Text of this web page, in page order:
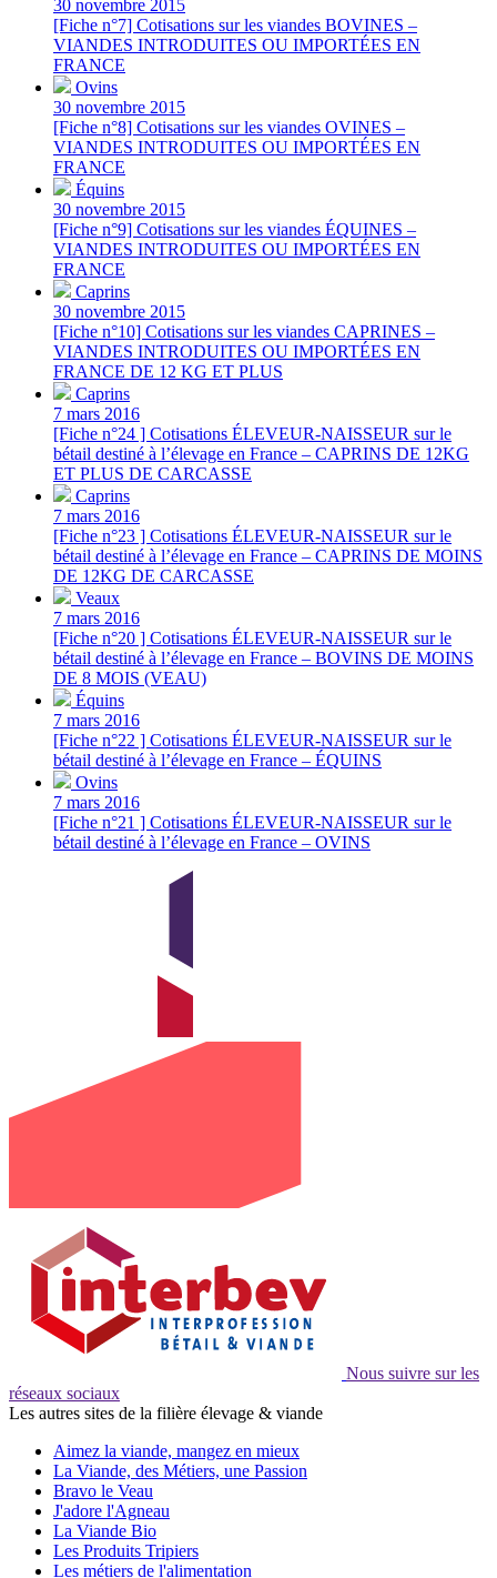
30 novembre 2015
[Fiche n°7] Cotisations sur les viandes BOVINES –
VIANDES INTRODUITES OU IMPORTÉES EN
FRANCE
Ovins
30 novembre 2015
[Fiche n°8] Cotisations sur les viandes OVINES –
VIANDES INTRODUITES OU IMPORTÉES EN
FRANCE
Équins
30 novembre 2015
[Fiche n°9] Cotisations sur les viandes ÉQUINES –
VIANDES INTRODUITES OU IMPORTÉES EN
FRANCE
Caprins
30 novembre 2015
[Fiche n°10] Cotisations sur les viandes CAPRINES –
VIANDES INTRODUITES OU IMPORTÉES EN
FRANCE DE 12 KG ET PLUS
Caprins
7 mars 2016
[Fiche n°24 ] Cotisations ÉLEVEUR-NAISSEUR sur le
bétail destiné à l’élevage en France – CAPRINS DE 12KG
ET PLUS DE CARCASSE
Caprins
7 mars 2016
[Fiche n°23 ] Cotisations ÉLEVEUR-NAISSEUR sur le
bétail destiné à l’élevage en France – CAPRINS DE MOINS
DE 12KG DE CARCASSE
Veaux
7 mars 2016
[Fiche n°20 ] Cotisations ÉLEVEUR-NAISSEUR sur le
bétail destiné à l’élevage en France – BOVINS DE MOINS
DE 8 MOIS (VEAU)
Équins
7 mars 2016
[Fiche n°22 ] Cotisations ÉLEVEUR-NAISSEUR sur le
bétail destiné à l’élevage en France – ÉQUINS
Ovins
7 mars 2016
[Fiche n°21 ] Cotisations ÉLEVEUR-NAISSEUR sur le
bétail destiné à l’élevage en France – OVINS
Nous suivre sur les
réseaux sociaux
Les autres sites de la filière élevage & viande
Aimez la viande, mangez en mieux
La Viande, des Métiers, une Passion
Bravo le Veau
J'adore l'Agneau
La Viande Bio
Les Produits Tripiers
Les métiers de l'alimentation